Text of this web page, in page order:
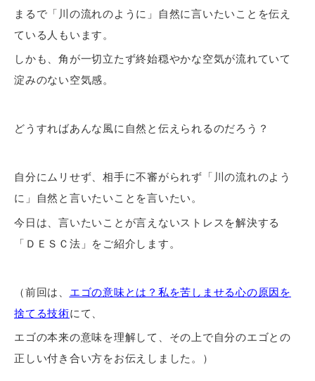
まるで「川の流れのように」自然に言いたいことを伝え
ている人もいます。
しかも、角が一切立たず終始穏やかな空気が流れていて
淀みのない空気感。
どうすればあんな風に自然と伝えられるのだろう？
自分にムリせず、相手に不審がられず「川の流れのよう
に」自然と言いたいことを言いたい。
今日は、言いたいことが言えないストレスを解決する
「ＤＥＳＣ法」をご紹介します。
（前回は、 エゴの意味とは？私を苦しませる心の原因を
捨てる技術にて、
エゴの本来の意味を理解して、その上で自分のエゴとの
正しい付き合い方をお伝えしました。）